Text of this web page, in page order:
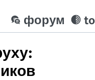
форум